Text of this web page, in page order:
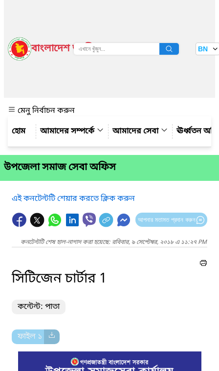
বাংলাদেশ জাতীয় তথ্য বাতায়ন BN
মেনু নির্বাচন করুন
আমাদের সম্পর্কে
আমাদের সেবা ঊর্ধ্বতন
উপজেলা সমাজ সেবা অফিস
এই কনটেন্টটি শেয়ার করতে ক্লিক করুন
আপনার মতামত প্রদান করুন
কনটেন্টটি শেষ হাল-নাগাদ করা হয়েছে: রবিবার, ৯ সেপ্টেম্বর, ২০১৮ এ ১১:২৭ PM
সিটিজেন চার্টার 1
কন্টেন্ট: পাতা
ফাইল ১